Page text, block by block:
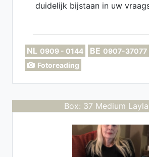
duidelijk bijstaan in uw
NL 0909 - 0144 BE 0907-37077
Fotoreading
Box: 37 Medium